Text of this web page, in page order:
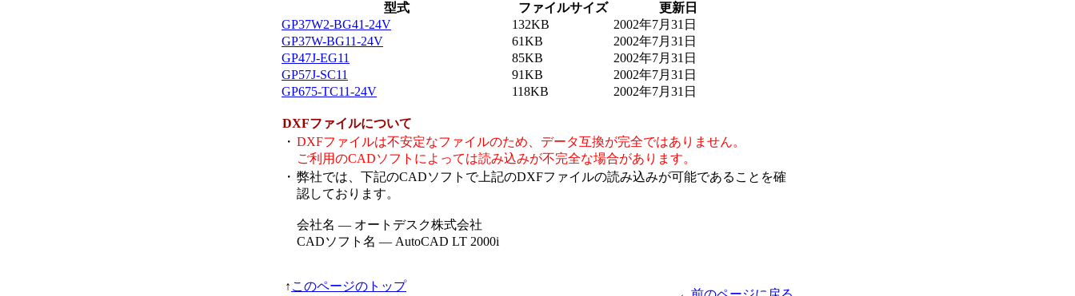
型式 ファイルサイズ
更新日
GP37W2-BG41-24V
132KB
2002年7月31日
GP37W-BG11-24V
61KB
2002年7月31日
GP47J-EG11
85KB
2002年7月31日
GP57J-SC11
91KB
2002年7月31日
GP675-TC11-24V
118KB 2002年7月31日
DXFファイルについて
・ DXFファイルは不安定なファイルのため、データ互換が完全ではありません。
ご利用のCADソフトによっては読み込みが不完全な場合があります。
・ 弊社では、下記のCADソフトで上記のDXFファイルの読み込みが可能であることを確
認しております。
会社名 ― オートデスク株式会社
CADソフト名 ― AutoCAD LT 2000i
↑ このページのトップ